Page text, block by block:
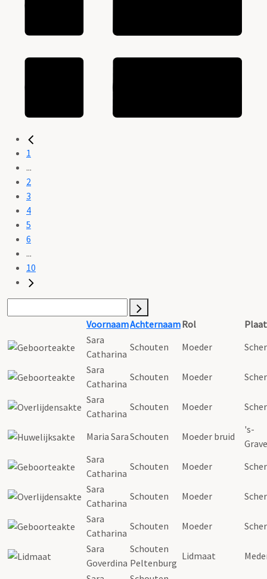
1
...
2
3
4
5
6
...
10
VoornaamAchternaamRol
Sara
Catharina
Schouten Moeder
Sara
Catharina
Schouten Moeder
Sara
Catharina
Schouten Moeder
Maria SaraSchouten Moeder bruid
's-
Sara
Catharina
Schouten Moeder
Sara
Catharina
Schouten Moeder
Sara
Catharina
Schouten Moeder
Sara
Goverdina
Schouten
Peltenburg
Lidmaat